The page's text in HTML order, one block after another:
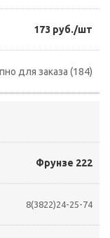
173 руб./шт
для заказа (184)
Фрунзе 222
8(3822)24-25-74